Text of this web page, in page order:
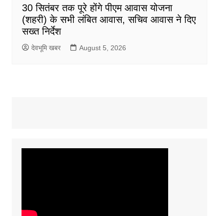
30 सितंबर तक पूरे होंगे पीएम आवास योजना
(शहरी) के सभी लंबित आवास, सचिव आवास ने दिए
सख्त निर्देश
देवभूमि खबर August 5, 2026